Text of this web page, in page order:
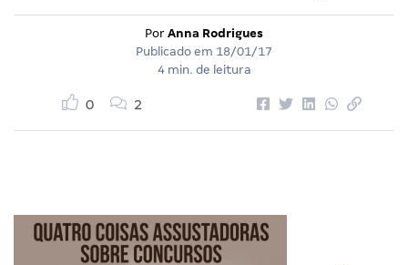
Por Anna Rodrigues
Publicado em 18/01/17
4 min. de leitura
0 2